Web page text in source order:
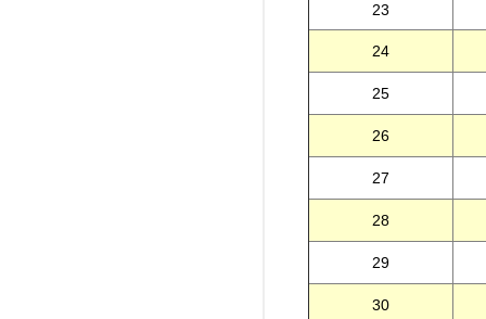
23
24
25
26
27
28
29
30